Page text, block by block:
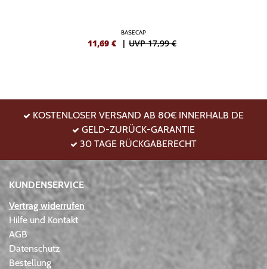
BASECAP
11,69 € | UVP 17,99 €
KOSTENLOSER VERSAND AB 80€ INNERHALB DE
GELD-ZURÜCK-GARANTIE
30 TAGE RÜCKGABERECHT
KUNDENSERVICE
Vertrag widerrufen
Hilfe und Kontakt
AGB
Datenschutz
Bestellung